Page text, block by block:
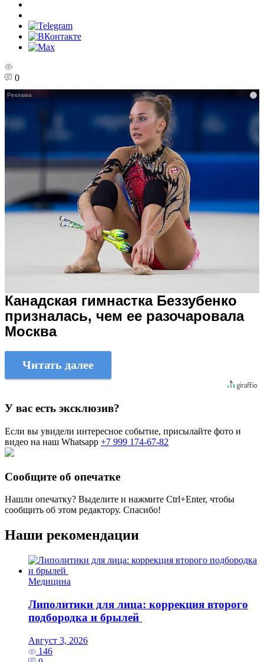
0
i
Канадская гимнастка Беззубенко
призналась, чем ее разочаровала
Москва
Читать далее
У вас есть эксклюзив?
Если вы увидели интересное событие, присылайте фото и
видео на наш Whatsapp +7 999 174-67-82
Сообщите об опечатке
Нашли опечатку? Выделите и нажмите Ctrl+Enter, чтобы
сообщить об этом редактору. Спасибо!
Наши рекомендации
Медицина
Липолитики для лица: коррекция второго
подбородка и брылей
Август 3, 2026
146